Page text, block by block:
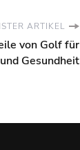
ARTIKEL
von Golf für
Gesundheit